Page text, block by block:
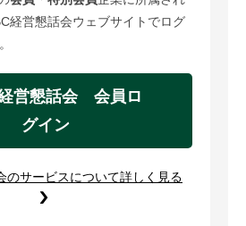
経営懇話会ウェブサイトでログ
営懇話会 会員ロ
グイン
のサービスについて詳しく見る